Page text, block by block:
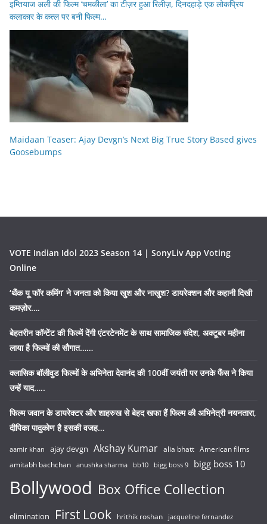
इम्तियाज अली की फिल्म ‘चमकीला’ का टीज़र हुआ रिलीज़, दिनदहाड़े एक लोकप्रिय
कलाकार के कत्ल पर बनी फिल्म…
Maidaan Teaser: Ajay Devgn’s Next Big True Story Based gives
Goosebumps
VOTE Indian Idol 2023 Season 14 | SonyLiv App Voting
Online
‘थैंक यू फॉर कमिंग’ ने जनता को किया खुश और नाखुश? डायरेक्शन और कहानी दिखी
कमज़ोर….
बेहतरीन कॉन्टेंट की फिल्में देंगी एंटरटेनमेंट के साथ सामाजिक संदेश, अक्टूबर महीना
लाया है फिल्मों की सौगात……
क्लासिक बॉलीवुड फिल्मों के अभिनेता देवानंद की 100वीं जयंती पर उनके फैंस ने किया
उन्हें याद…..
फिल्म जवान के डायरेक्टर और शाहरुख से बेहद खफा हैं फिल्म की अभिनेत्री नयनतारा,
दीपिका पादुकोण है इसकी वजह…
aamir khan ajay devgn Akshay Kumar alia bhatt American films
amitabh bachchan anushka sharma bb10 bigg boss 9 bigg boss 10
Bollywood Box Office Collection
elimination First Look hrithik roshan jacqueline fernandez